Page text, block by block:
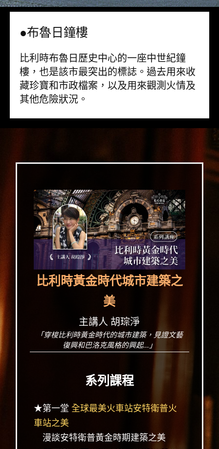
●布魯日鐘樓
比利時布魯日歷史中心的一座中世紀鐘
樓，也是該市最突出的標誌。過去用來收
藏珍寶和市政檔案，以及用來觀測火情及
其他危險狀況。
比利時黃金時代城市建築之
美
主講人 胡琮淨
「穿梭比利時黃金時代的城市建築，見證文藝
復興和巴洛克風格的興起...」
系列課程
★第一堂 全球最美火車站安特衛普火
車站之美
漫談安特衛普黃金時期建築之美